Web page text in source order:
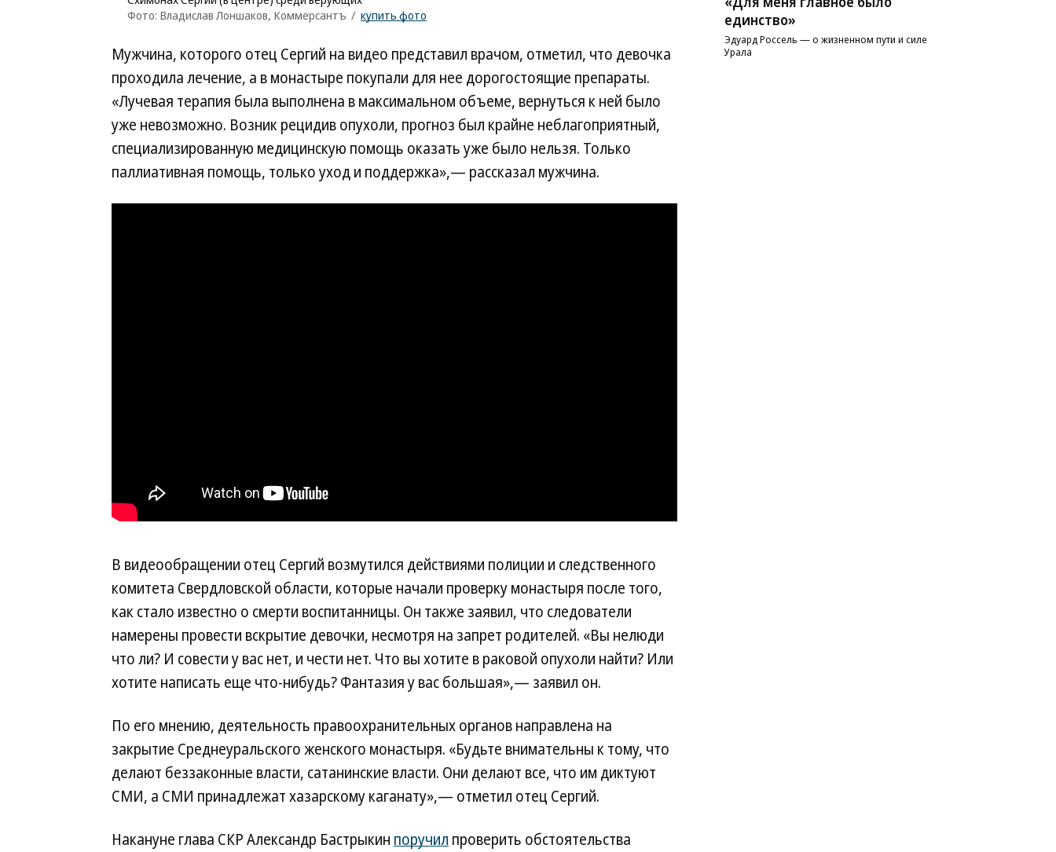
Фото: Владислав Лоншаков, Коммерсантъ / купить фото
Мужчина, которого отец Сергий на видео представил врачом, отметил, что девочка
проходила лечение, а в монастыре покупали для нее дорогостоящие препараты.
«Лучевая терапия была выполнена в максимальном объеме, вернуться к ней было
уже невозможно. Возник рецидив опухоли, прогноз был крайне неблагоприятный,
специализированную медицинскую помощь оказать уже было нельзя. Только
паллиативная помощь, только уход и поддержка»,— рассказал мужчина.
В видеообращении отец Сергий возмутился действиями полиции и следственного
комитета Свердловской области, которые начали проверку монастыря после того,
как стало известно о смерти воспитанницы. Он также заявил, что следователи
намерены провести вскрытие девочки, несмотря на запрет родителей. «Вы нелюди
что ли? И совести у вас нет, и чести нет. Что вы хотите в раковой опухоли найти? Или
хотите написать еще что-нибудь? Фантазия у вас большая»,— заявил он.
По его мнению, деятельность правоохранительных органов направлена на
закрытие Среднеуральского женского монастыря. «Будьте внимательны к тому, что
делают беззаконные власти, сатанинские власти. Они делают все, что им диктуют
СМИ, а СМИ принадлежат хазарскому каганату»,— отметил отец Сергий.
Накануне глава СКР Александр Бастрыкин поручил проверить обстоятельства
единство»
Эдуард Россель — о жизненном пути и силе
Урала